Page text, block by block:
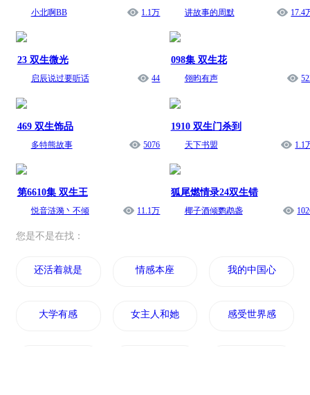
小北啊BB 1.1万
23 双生微光
启辰说过要听话 44
469 双生饰品
多特熊故事 5076
第6610集 双生王
悦音涟漪丶不倾 11.1万
讲故事的周默 17.4
098集 双生花
翎昀有声
1910 双生门杀到
天下书盟 1.1
狐尾燃情录24双生错
椰子酒倾鹦鹉盏
您是不是在找：
还活着就是感动 情感本座 我的中国心有感
大学有感 女主人和她的感情生活 感受世界感受生活